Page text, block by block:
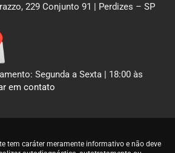
229 Conjunto 91 | Perdizes – SP
Segunda a Sexta | 18:00 às
em contato
tem caráter meramente informativo e não deve